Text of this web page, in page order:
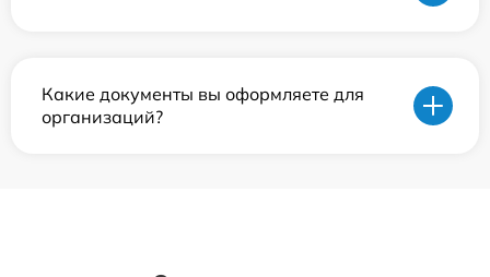
Какие документы вы оформляете для
организаций?